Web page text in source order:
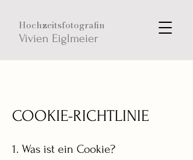
Hochzeitsfotografin
Vivien Eiglmeier
COOKIE-RICHTLINIE
1. Was ist ein Cookie?